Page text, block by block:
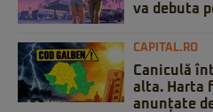
va debuta
CAPITAL.RO
Caniculă
alta. Harta
anunțate